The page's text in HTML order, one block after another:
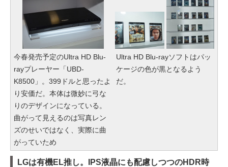
今春発売予定のUltra HD Blu-
rayプレーヤー「UBD-
K8500」。399ドルと思ったよ
り安価だ。本体は微妙に弓な
りのデザインになっている。
曲がって見えるのは写真レン
ズのせいではなく、実際に曲
がっていため
Ultra HD Blu-rayソフトはパッ
ケージの色が黒となるよう
だ。
LGは有機EL推し。IPS液晶にも配慮しつつのHDR時